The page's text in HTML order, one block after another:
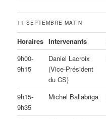
11 SEPTEMBRE MATIN
Horaires Intervenants
9h00-
9h15
Daniel Lacroix
(Vice-Président
du CS)
9h15-
9h35
Michel Ballabriga